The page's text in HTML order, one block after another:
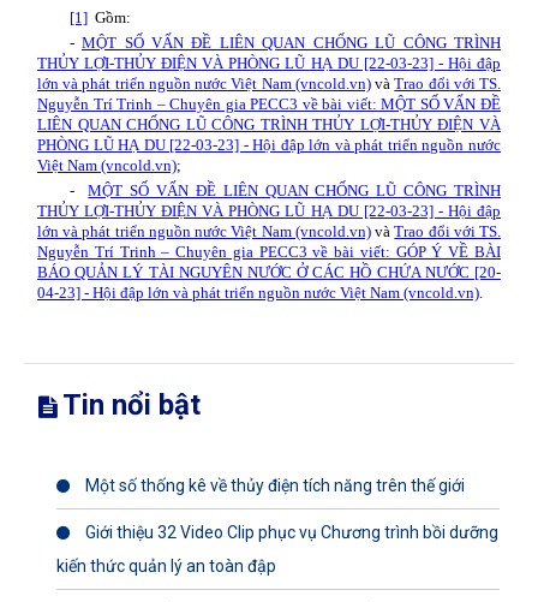
[1] Gồm:
-MỘT SỐ VẤN ĐỀ LIÊN QUAN CHỐNG LŨ CÔNG TRÌNH
THỦY LỢI-THỦY ĐIỆN VÀ PHÒNG LŨ HẠ DU [22-03-23] - Hội đập
lớn và phát triển nguồn nước Việt Nam (vncold.vn)vàTrao đổi với TS.
Nguyễn Trí Trinh – Chuyên gia PECC3 về bài viết: MỘT SỐ VẤN ĐỀ
LIÊN QUAN CHỐNG LŨ CÔNG TRÌNH THỦY LỢI-THỦY ĐIỆN VÀ
PHÒNG LŨ HẠ DU [22-03-23] - Hội đập lớn và phát triển nguồn nước
Việt Nam (vncold.vn);
-
MỘT SỐ VẤN ĐỀ LIÊN QUAN CHỐNG LŨ CÔNG TRÌNH
THỦY LỢI-THỦY ĐIỆN VÀ PHÒNG LŨ HẠ DU [22-03-23] - Hội đập
lớn và phát triển nguồn nước Việt Nam (vncold.vn)vàTrao đổi với TS.
Nguyễn Trí Trinh – Chuyên gia PECC3 về bài viết: GÓP Ý VỀ BÀI
BÁO QUẢN LÝ TÀI NGUYÊN NƯỚC Ở CÁC HỒ CHỨA NƯỚC [20-
04-23] - Hội đập lớn và phát triển nguồn nước Việt Nam (vncold.vn).
Tin nổi bật
Một số thống kê về thủy điện tích năng trên thế giới
Giới thiệu 32 Video Clip phục vụ Chương trình bồi dưỡng
kiến thức quản lý an toàn đập